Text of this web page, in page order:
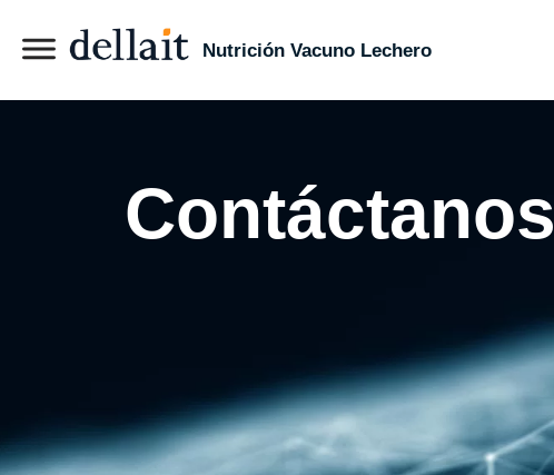
Nutrición Vacuno Lechero
Contáctanos